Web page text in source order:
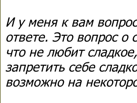
И у меня к вам
ответе. Это вопрос о
что не любит
запретить себе
возможно на